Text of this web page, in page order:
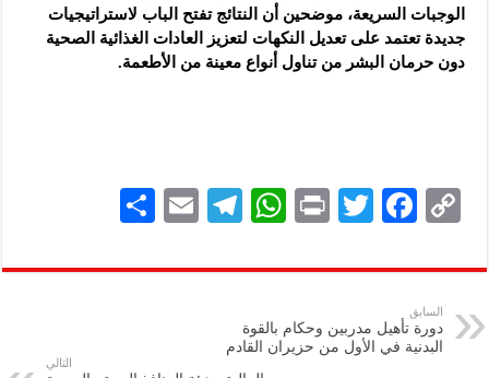
الوجبات السريعة، موضحين أن النتائج تفتح الباب لاستراتيجيات
جديدة تعتمد على تعديل النكهات لتعزيز العادات الغذائية الصحية
دون حرمان البشر من تناول أنواع معينة من الأطعمة.
C
p
y
Li
F
eb
k
T
tt
P
nt
W
at
A
Te
gr
E
ai
ar
السابق
دورة تأهيل مدربين وحكام بالقوة
البدنية في الأول من حزيران القادم
التالي